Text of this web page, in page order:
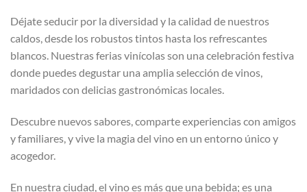
Déjate seducir por la diversidad y la calidad de nuestros
caldos, desde los robustos tintos hasta los refrescantes
blancos. Nuestras ferias vinícolas son una celebración festiva
donde puedes degustar una amplia selección de vinos,
maridados con delicias gastronómicas locales.
Descubre nuevos sabores, comparte experiencias con amigos
y familiares, y vive la magia del vino en un entorno único y
acogedor.
En nuestra ciudad, el vino es más que una bebida; es una